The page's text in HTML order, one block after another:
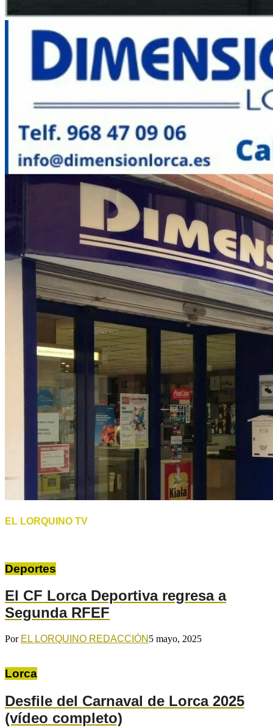
EL LORQUINO TV
Deportes
El CF Lorca Deportiva regresa a
Segunda RFEF
Por EL LORQUINO REDACCIÓN 5 mayo, 2025
Lorca
Desfile del Carnaval de Lorca 2025
(vídeo completo)